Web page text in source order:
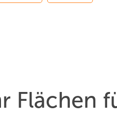
Flächen